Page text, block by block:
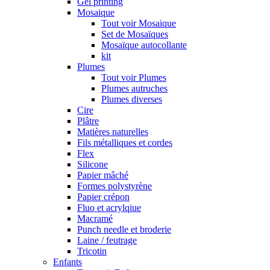
Mosaique
Tout voir Mosaique
Set de Mosaïques
Mosaïque autocollante
kit
Plumes
Tout voir Plumes
Plumes autruches
Plumes diverses
Cire
Plâtre
Matières naturelles
Fils métalliques et cordes
Flex
Silicone
Papier mâché
Formes polystyrène
Papier crépon
Fluo et acrylqiue
Macramé
Punch needle et broderie
Laine / feutrage
Tricotin
Enfants